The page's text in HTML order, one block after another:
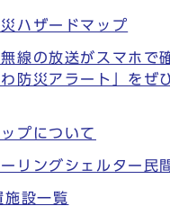
ハザードマップ
線の放送がスマホで
わ防災アラート」をぜ
プについて
リングシェルター民
施設一覧